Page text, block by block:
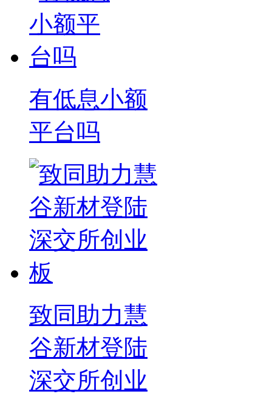
有低息小额
平台吗
致同助力慧
谷新材登陆
深交所创业